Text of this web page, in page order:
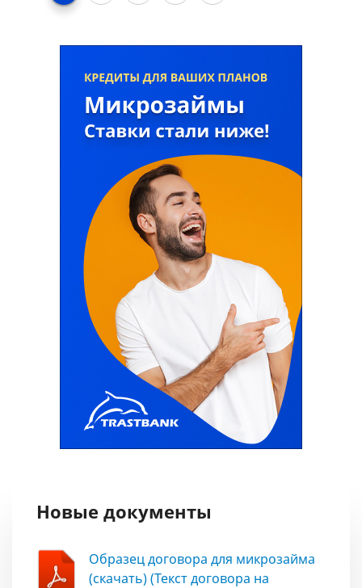
Новые документы
Образец договора для микрозайма
(скачать) (Текст договора на